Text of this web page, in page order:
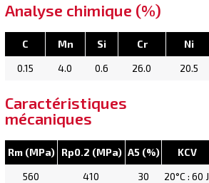
Analyse chimique (%)
C Mn Si Cr
Ni
0.15
4.0 0.6 26.0 20.5
Caractéristiques
mécaniques
Rm (MPa) Rp0.2 (MPa) A5 (%)
KCV
560
410 30 20°C : 60 J